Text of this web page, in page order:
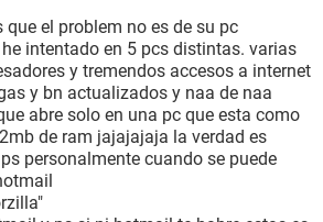
que el problem no es de su pc
intentado en 5 pcs distintas. varias
y tremendos accesos a internet
y bn actualizados y naa de naa
abre solo en una pc que esta como
de ram jajajajaja la verdad es
personalmente cuando se puede